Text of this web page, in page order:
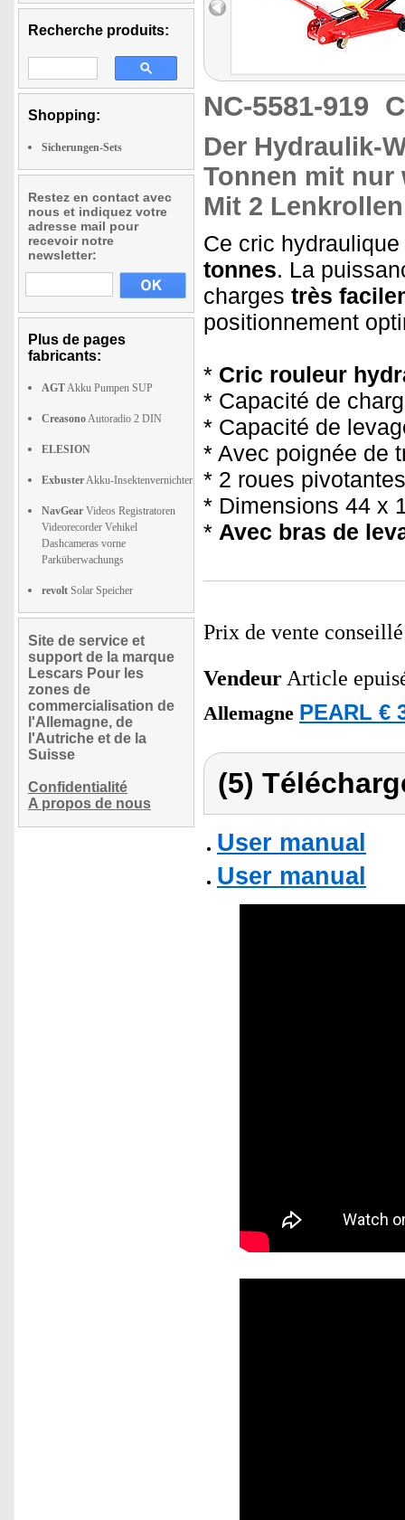
Recherche produits:
Shopping:
Sicherungen-Sets
Restez en contact avec
nous et indiquez votre
adresse mail pour
recevoir notre
newsletter:
Plus de pages
fabricants:
AGTAkku Pumpen SUP
CreasonoAutoradio 2 DIN
ELESION
ExbusterAkku-Insektenvernichter
NavGear Videos Registratoren
Videorecorder Vehikel
Dashcameras vorne
Parküberwachungs
revolt Solar Speicher
Site de service et
support de la marque
Lescars Pour les
zones de
commercialisation de
l'Allemagne, de
l'Autriche et de la
Suisse
Confidentialité
A propos de nous
NC-5581-919
Der Hydraulik-
Tonnen mit nur
Mit 2
Ce cric
tonnes. La
charges très
positionnement
* Cric rouleur
* Capacité de
* Capacité de
* Avec poignée de
* 2 roues pivotantes
* Dimensions 44 x
* Avec bras de
Prix de vente
Vendeur Article
Allemagne PEARL €
(5)
User manual
User manual